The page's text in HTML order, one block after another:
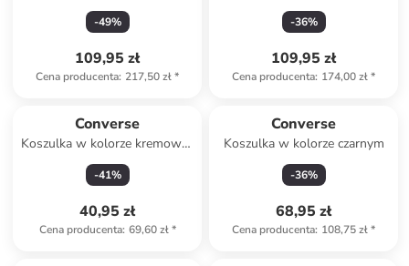
-49%
109,95 zł
Cena producenta: 217,50 zł*
-36%
109,95 zł
Cena producenta: 174,00 zł*
Converse
Koszulka w kolorze kremowo-
różowym
-41%
40,95 zł
Cena producenta: 69,60 zł*
Converse
Koszulka w kolorze czarnym
-36%
68,95 zł
Cena producenta: 108,75 zł*